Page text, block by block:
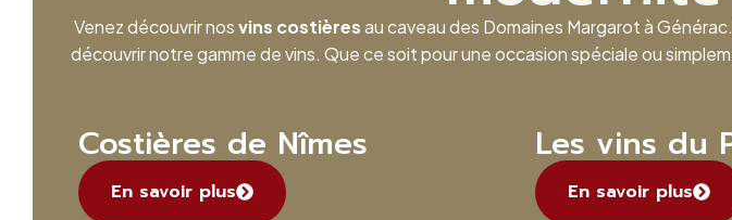
Venez découvrir nosvins costièresau caveau des Domaines Margarot à
découvrir notre gamme de vins. Que ce soit pour une occasion spéciale ou
Costières de Nîmes
En savoir plus
Les vins du
En savoir plus